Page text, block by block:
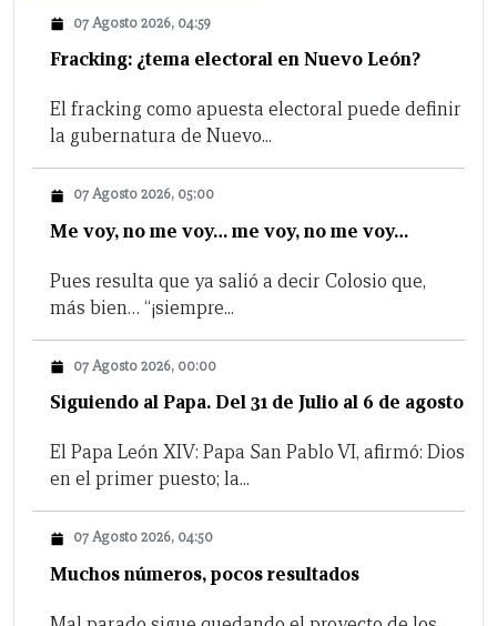
07 Agosto 2026, 04:59
Fracking: ¿tema electoral en Nuevo León?
El fracking como apuesta electoral puede definir
la gubernatura de Nuevo...
07 Agosto 2026, 05:00
Me voy, no me voy… me voy, no me voy…
Pues resulta que ya salió a decir Colosio que,
más bien… “¡siempre...
07 Agosto 2026, 00:00
Siguiendo al Papa. Del 31 de Julio al 6 de agosto
El Papa León XIV: Papa San Pablo VI, afirmó: Dios
en el primer puesto; la...
07 Agosto 2026, 04:50
Muchos números, pocos resultados